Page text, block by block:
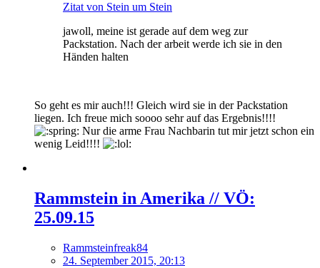
Zitat von Stein um Stein
jawoll, meine ist gerade auf dem weg zur
Packstation. Nach der arbeit werde ich sie in den
Händen halten
So geht es mir auch!!! Gleich wird sie in der Packstation
liegen. Ich freue mich soooo sehr auf das Ergebnis!!!!
Nur die arme Frau Nachbarin tut mir jetzt schon ein
wenig Leid!!!!
Rammstein in Amerika // VÖ:
25.09.15
Rammsteinfreak84
24. September 2015, 20:13